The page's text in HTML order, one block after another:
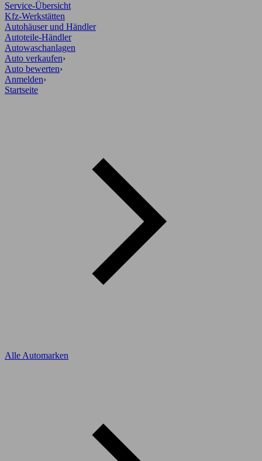
Service-Übersicht
Kfz-Werkstätten
Autohäuser und Händler
Autoteile-Händler
Autowaschanlagen
Auto verkaufen›
Auto bewerten›
Anmelden›
Startseite
Alle Automarken